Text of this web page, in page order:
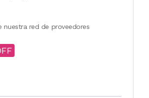
nuestra red de proveedores